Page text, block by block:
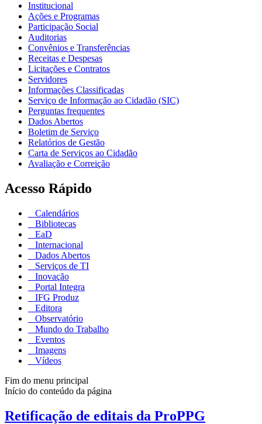
Institucional
Ações e Programas
Participação Social
Auditorias
Convênios e Transferências
Receitas e Despesas
Licitações e Contratos
Servidores
Informações Classificadas
Serviço de Informação ao Cidadão (SIC)
Perguntas frequentes
Dados Abertos
Boletim de Serviço
Relatórios de Gestão
Carta de Serviços ao Cidadão
Avaliação e Correição
Acesso Rápido
Calendários
Bibliotecas
EaD
Internacional
Dados Abertos
Serviços de TI
Inovação
Portal Integra
IFG Produz
Editora
Observatório
Mundo do Trabalho
Eventos
Imagens
Vídeos
Fim do menu principal
Início do conteúdo da página
Retificação de editais da ProPPG